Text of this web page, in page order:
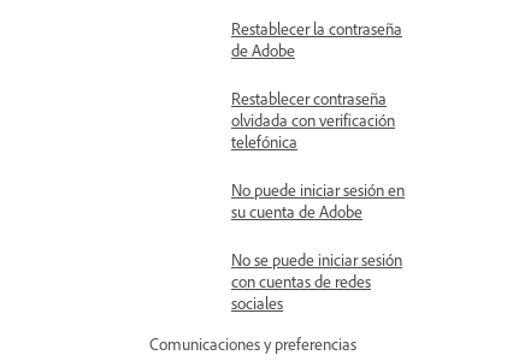
Restablecer la contraseña
de Adobe
Restablecer contraseña
olvidada con verificación
telefónica
No puede iniciar sesión en
su cuenta de Adobe
No se puede iniciar sesión
con cuentas de redes
sociales
Comunicaciones y preferencias